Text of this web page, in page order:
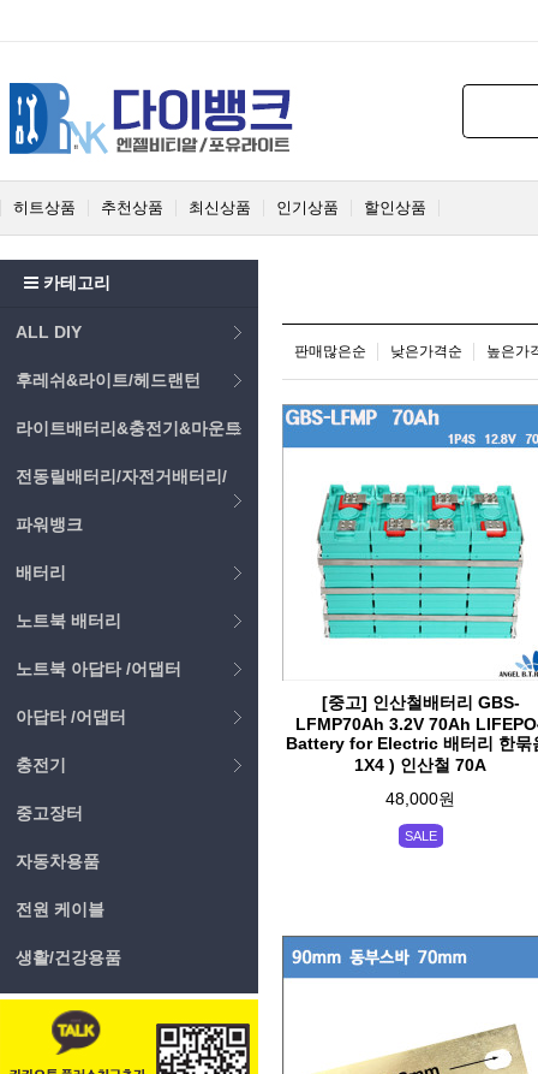
히트상품 추천상품 최신상품 인기상품 할인상품
카테고리
ALL DIY
후레쉬&라이트/헤드랜턴
라이트배터리&충전기&마운트
전동릴배터리/자전거배터리/
파워뱅크
배터리
노트북 배터리
노트북 아답타 /어댑터
아답타 /어댑터
충전기
중고장터
자동차용품
전원 케이블
생활/건강용품
판매많은순 낮은가격순 높은가
[중고] 인산철배터리 GBS-
LFMP70Ah 3.2V 70Ah
Battery for Electric 배터리 한묶
1X4 ) 인산철 70A
48,000원
SALE